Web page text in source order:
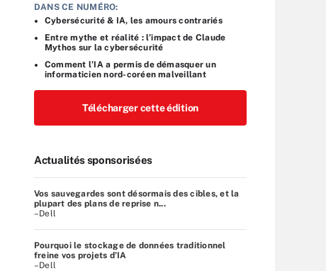
DANS CE NUMÉRO:
Cybersécurité & IA, les amours contrariés
Entre mythe et réalité : l’impact de Claude
Mythos sur la cybersécurité
Comment l’IA a permis de démasquer un
informaticien nord-coréen malveillant
Télécharger cette édition
Actualités sponsorisées
Vos sauvegardes sont désormais des cibles, et la
plupart des plans de reprise n...
–Dell
Pourquoi le stockage de données traditionnel
freine vos projets d’IA
–Dell